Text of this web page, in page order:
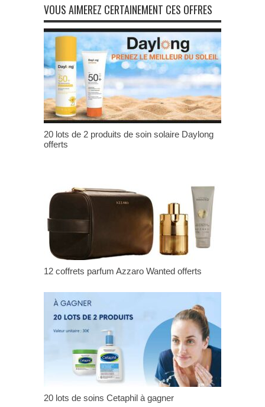
VOUS AIMEREZ CERTAINEMENT CES OFFRES
20 lots de 2 produits de soin solaire Daylong
offerts
12 coffrets parfum Azzaro Wanted offerts
20 lots de soins Cetaphil à gagner